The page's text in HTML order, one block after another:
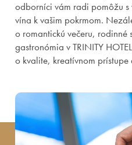
odborníci vám radi pomôžu
vína k vašim pokrmom.
o romantickú večeru, rodinné
gastronómia v TRINITY
o kvalite, kreatívnom